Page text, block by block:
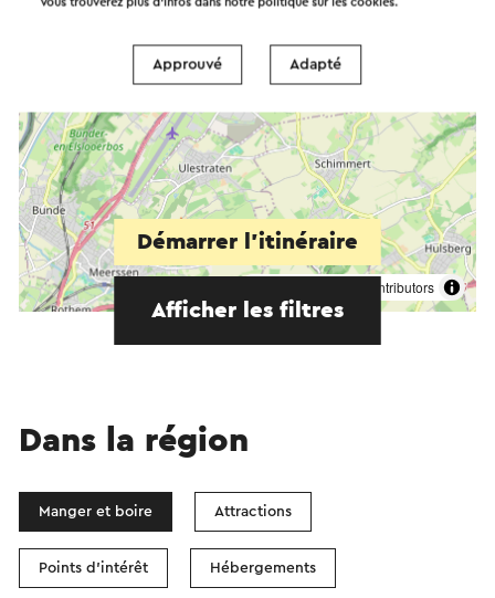
contributors
Démarrer l’itinéraire
Afficher les filtres
Dans la région
Manger et boire Attractions
Points d'intérêt Hébergements
Approuvé Adapté